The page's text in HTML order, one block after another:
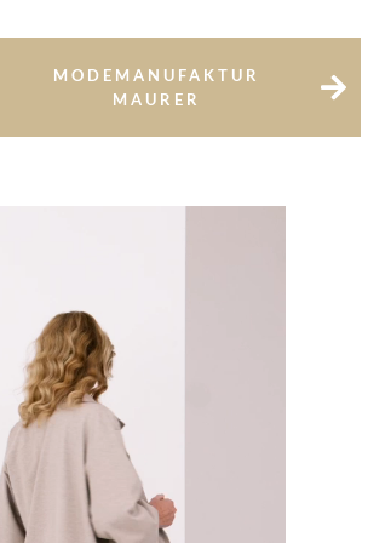
MODEMANUFAKTUR
MAURER